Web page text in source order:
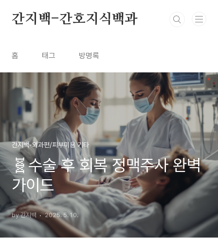
간지백-간호지식백과
홈 태그 방명록
간지백-외과편/피부미용 기타
🧬수술 후 회복 정맥주사 완벽
가이드
by 간지백 2025. 5. 10.